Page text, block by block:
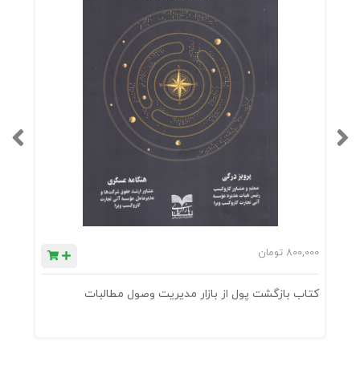
800,000 تومان
کتاب بازگشت پول از بازار مدیریت وصول مطالبات